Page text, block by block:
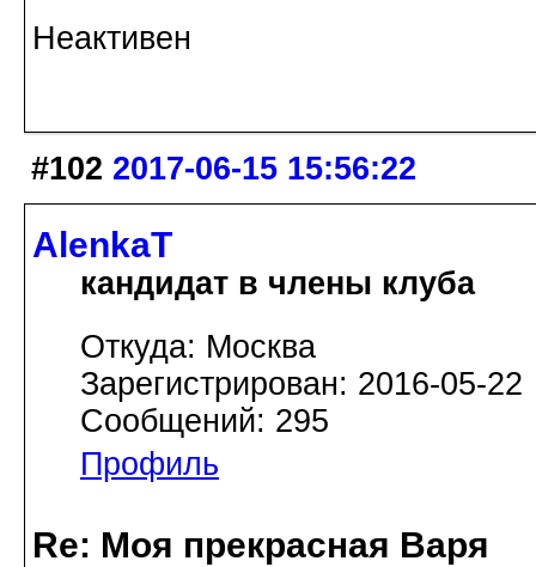
Неактивен
#102 2017-06-15 15:56:22
AlenkaT
кандидат в члены клуба
Откуда: Москва
Зарегистрирован: 2016-05-22
Сообщений: 295
Профиль
Re: Моя прекрасная Варя